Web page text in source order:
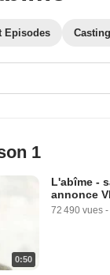
Episodes Casting
1
0:50
L'abîme -
annonce
72 490 vues -